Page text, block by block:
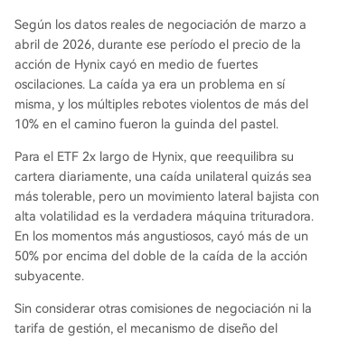
Según los datos reales de negociación de marzo a
abril de 2026, durante ese período el precio de la
acción de Hynix cayó en medio de fuertes
oscilaciones. La caída ya era un problema en sí
misma, y los múltiples rebotes violentos de más del
10% en el camino fueron la guinda del pastel.
Para el ETF 2x largo de Hynix, que reequilibra su
cartera diariamente, una caída unilateral quizás sea
más tolerable, pero un movimiento lateral bajista con
alta volatilidad es la verdadera máquina trituradora.
En los momentos más angustiosos, cayó más de un
50% por encima del doble de la caída de la acción
subyacente.
Sin considerar otras comisiones de negociación ni la
tarifa de gestión, el mecanismo de diseño del